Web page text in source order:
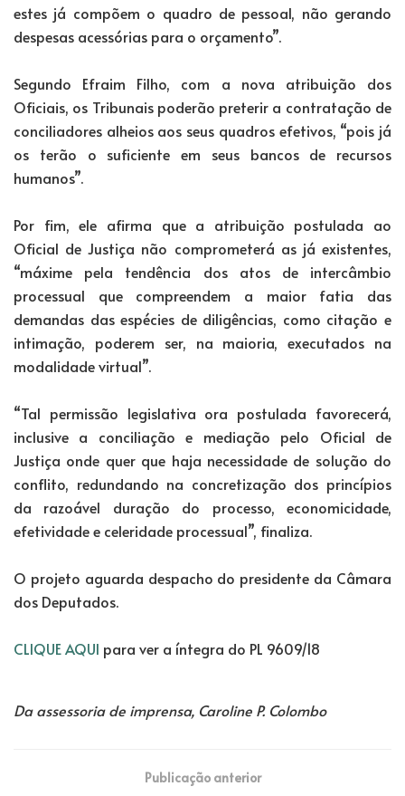
estes já compõem o quadro de pessoal, não gerando
despesas acessórias para o orçamento”.
Segundo Efraim Filho, com a nova atribuição dos
Oficiais, os Tribunais poderão preterir a contratação de
conciliadores alheios aos seus quadros efetivos, “pois já
os terão o suficiente em seus bancos de recursos
humanos”.
Por fim, ele afirma que a atribuição postulada ao
Oficial de Justiça não comprometerá as já existentes,
“máxime pela tendência dos atos de intercâmbio
processual que compreendem a maior fatia das
demandas das espécies de diligências, como citação e
intimação, poderem ser, na maioria, executados na
modalidade virtual”.
“Tal permissão legislativa ora postulada favorecerá,
inclusive a conciliação e mediação pelo Oficial de
Justiça onde quer que haja necessidade de solução do
conflito, redundando na concretização dos princípios
da razoável duração do processo, economicidade,
efetividade e celeridade processual”, finaliza.
O projeto aguarda despacho do presidente da Câmara
dos Deputados.
CLIQUE AQUI para ver a íntegra do PL 9609/18
Da assessoria de imprensa, Caroline P. Colombo
Publicação anterior